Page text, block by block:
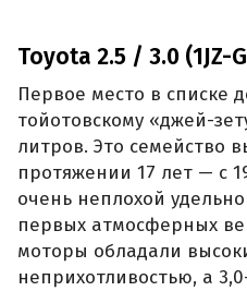
Toyota 2.5 / 3.0 (1JZ-
Первое место в списке
тойотовскому «джей-
литров. Это семейство
протяжении 17 лет — с
очень неплохой
первых атмосферных
моторы обладали
неприхотливостью, а